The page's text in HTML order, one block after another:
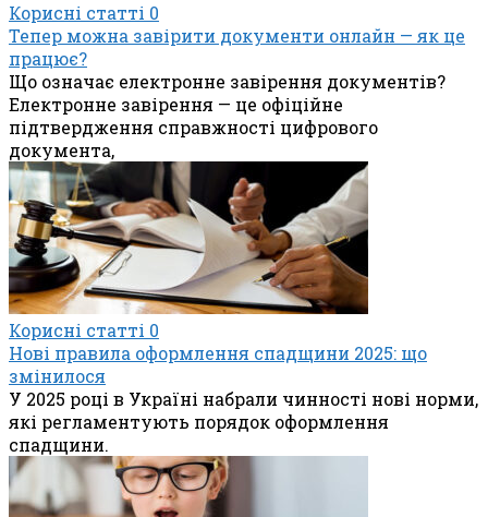
Корисні статті 0
Тепер можна завірити документи онлайн — як це
працює?
Що означає електронне завірення документів?
Електронне завірення — це офіційне
підтвердження справжності цифрового
документа,
Корисні статті 0
Нові правила оформлення спадщини 2025: що
змінилося
У 2025 році в Україні набрали чинності нові норми,
які регламентують порядок оформлення
спадщини.